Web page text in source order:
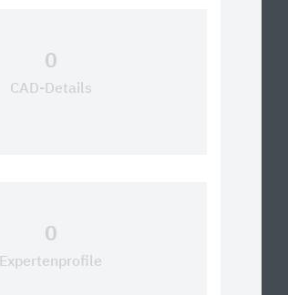
0
CAD-Details
0
Expertenprofile